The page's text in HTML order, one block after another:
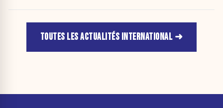
TOUTES LES ACTUALITÉS INTERNATIONAL